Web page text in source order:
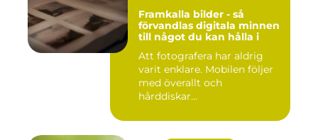
Framkalla bilder - så
förvandlas digitala minnen
till något du kan hålla i
Att fotografera har aldrig
varit enklare. Mobilen följer
med överallt och
hårddiskar...